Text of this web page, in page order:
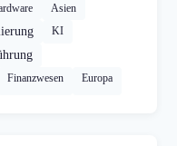
Asien
KI
Finanzwesen Europa